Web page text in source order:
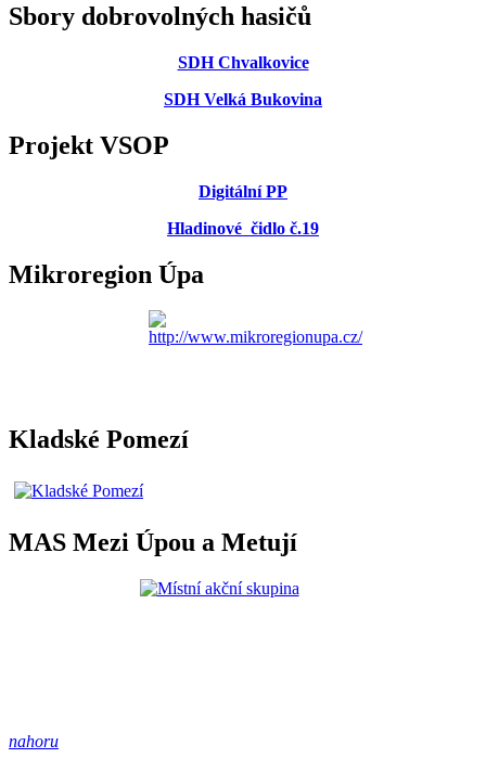
Sbory dobrovolných hasičů
SDH Chvalkovice
SDH Velká Bukovina
Projekt VSOP
Digitální PP
Hladinové čidlo č.19
Mikroregion Úpa
Kladské Pomezí
MAS Mezi Úpou a Metují
nahoru